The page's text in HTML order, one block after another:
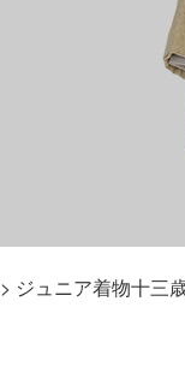
> ジュニア着物十三